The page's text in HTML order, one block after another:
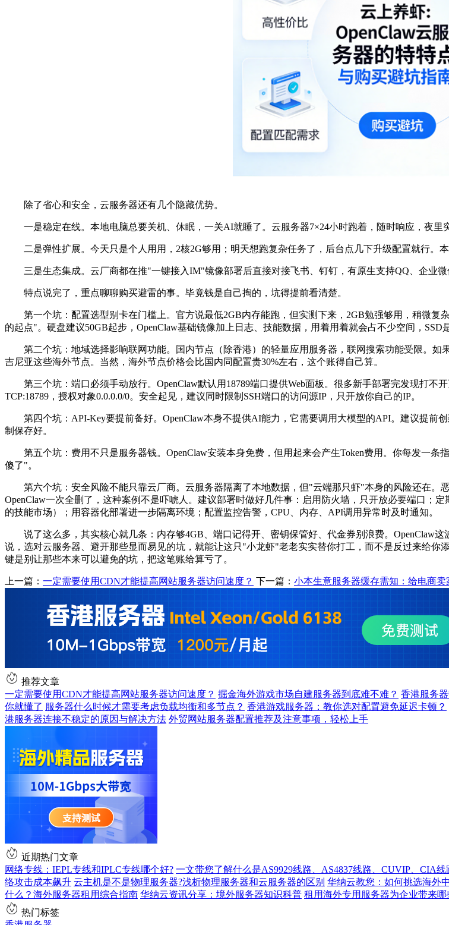
除了省心和安全，云服务器还有几个隐藏优势。
一是稳定在线。本地电脑总要关机、休眠，一关AI就睡了。云服务器7×24小时跑着，随时响应，夜里
二是弹性扩展。今天只是个人用用， 2核2G够用；明天想跑复杂任务了，后台点几下升级配置就行。
三是生态集成。云厂商都在推"一键接入IM"镜像部署后直接对接飞书、钉钉，有原生支持QQ 、企业
特点说完了，重点聊聊购买避雷的事。毕竟钱是自己掏的，坑得提前看清楚。
第一个坑：配置选型别卡在门槛上。官方说最低2GB内存能跑，但实测下来， 2GB勉强够用，稍微复
的起点"。硬盘建议50GB起步， OpenClaw基础镜像加上日志、技能数据，用着用着就会占不少空间， SSD
第二个坑：地域选择影响联网功能。国内节点（除香港）的轻量应用服务器，联网搜索功能受限。如
吉尼亚这些海外节点。当然，海外节点价格会比国内同配置贵30%左右，这个账得自己算。
第三个坑：端口必须手动放行。 OpenClaw默认用 18789端口提供Web面板。很多新手部署完发现打不
TCP:18789 ，授权对象0.0.0.0/0。安全起见，建议同时限制 SSH端口的访问源IP ，只开放你自己的IP。
第四个坑： API-Key要提前备好。 OpenClaw本身不提供AI能力，它需要调用大模型的API。建议提前
制保存好。
第五个坑：费用不只是服务器钱。 OpenClaw安装本身免费，但用起来会产生Token费用。你每发一条指
傻了"。
第六个坑：安全风险不能只靠云厂商。云服务器隔离了本地数据，但"云端那只虾"本身的风险还在。
OpenClaw一次全删了，这种案例不是吓唬人。建议部署时做好几件事：启用防火墙，只开放必要端口；
的技能市场）；用容器化部署进一步隔离环境；配置监控告警， CPU 、内存、 API调用异常时及时通知。
说了这么多，其实核心就几条：内存够4GB 、端口记得开、密钥保管好、代金券别浪费。 OpenClaw这
说，选对云服务器、避开那些显而易见的坑，就能让这只 "小龙虾"老老实实替你打工，而不是反过来给你
键是别让那些本来可以避免的坑，把这笔账给算亏了。
上一篇： 一定需要使用CDN才能提高网站服务器访问速度？ 下一篇： 小本生意服务器缓存需知：给电商卖
推荐文章
一定需要使用CDN才能提高网站服务器访问速度？ 掘金海外游戏市场自建服务器到底难不难？ 香港服务
你就懂了 服务器什么时候才需要考虑负载均衡和多节点？ 香港游戏服务器：教你选对配置避免延迟卡顿？
港服务器连接不稳定的原因与解决方法 外贸网站服务器配置推荐及注意事项，轻松上手
近期热门文章
网络专线：IEPL专线和IPLC专线哪个好? 一文带您了解什么是AS9929线路、AS4837线路、CUVIP、CIA线
络攻击成本飙升 云主机是不是物理服务器?浅析物理服务器和云服务器的区别 华纳云教您：如何挑选海外
什么？海外服务器租用综合指南 华纳云资讯分享：境外服务器知识科普 租用海外专用服务器为企业带来哪
热门标签